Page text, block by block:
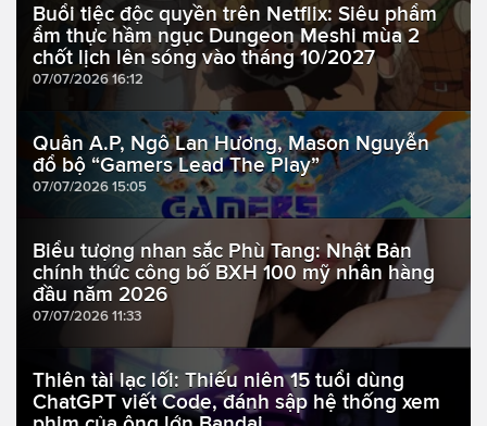
Buổi tiệc độc quyền trên Netflix: Siêu phẩm
ẩm thực hầm ngục Dungeon Meshi mùa 2
chốt lịch lên sóng vào tháng 10/2027
07/07/2026 16:12
Quân A.P, Ngô Lan Hương, Mason Nguyễn
đổ bộ “Gamers Lead The Play”
07/07/2026 15:05
Biểu tượng nhan sắc Phù Tang: Nhật Bản
chính thức công bố BXH 100 mỹ nhân hàng
đầu năm 2026
07/07/2026 11:33
Thiên tài lạc lối: Thiếu niên 15 tuổi dùng
ChatGPT viết Code, đánh sập hệ thống xem